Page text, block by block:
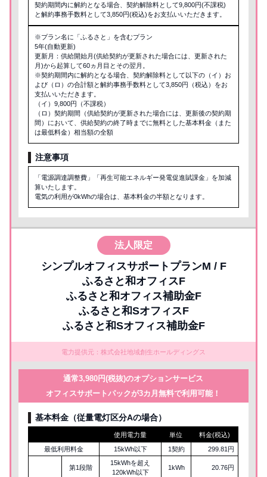
契約期間内に解約となる場合、契約解除料として9,800円(不課税)
と解約事務手数料として3,850円(税込)をお支払いいただきます。
※プラン名に「ふるさと」を含むプラン
5年(自動更新)
更新月：供給開始月(供給契約が更新された場合には、更新された
月)から起算して60ヵ月目とその翌月。
※契約期間内に解約となる場合、契約解除料として以下の（イ）お
よび（ロ）の合計額と解約事務手数料として3,850円（税込）をお
支払いいただきます。
（イ）9,800円（不課税）
（ロ）契約期間（供給契約が更新された場合には、更新後の契約期
間）において、供給契約の終了時までに無料とした基本料金（また
は最低料金）相当額の全額
注意事項
「電源調達調整費」「再生可能エネルギー発電促進賦課金」を加減
算いたします。
電気の利用が0kWhの場合は、基本料金の半額となります。
シンプルオフィスサポートプランM / F
ふるさと和オフィスF
ふるさと和オフィス補助金F
ふるさと和SオフィスF
ふるさと和Sオフィス補助金F
電力提供元：株式会社地域創生ホールディングス
法人限定
通常3,980円(税抜)のオプションサービス
オフィスサポートパックが3カ月無料で利用可能！
基本料金（従量電灯区分Aの場合）
使用電力量 単位
料金(税込)
最低利用料金
15kWh以下 1契約 299.81円
第1段階
15kWhを超え
120kWh以下
1kWh 20.76円